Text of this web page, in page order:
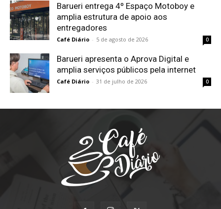
Barueri entrega 4º Espaço Motoboy e
amplia estrutura de apoio aos
entregadores
Café Diário - 5 de agosto de 2026 0
Barueri apresenta o Aprova Digital e
amplia serviços públicos pela internet
Café Diário - 31 de julho de 2026 0